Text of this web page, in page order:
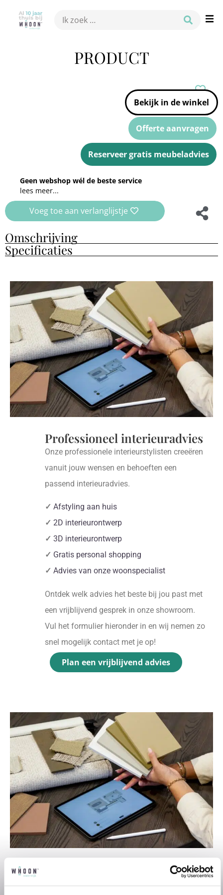
PRODUCT
Bekijk in de winkel
Offerte aanvragen
Reserveer gratis meubeladvies
Geen webshop wél de beste service
lees meer...
Voeg toe aan verlanglijstje
Omschrijving
Specificaties
Professioneel interieuradvies
Onze professionele interieurstylisten creeëren
vanuit jouw wensen en behoeften een
passend interieuradvies.
✓ Afstyling aan huis
✓ 2D interieurontwerp
✓ 3D interieurontwerp
✓ Gratis personal shopping
✓ Advies van onze woonspecialist
Ontdek welk advies het beste bij jou past met
een vrijblijvend gesprek in onze showroom.
Vul het formulier hieronder in en wij nemen zo
snel mogelijk contact met je op!
Plan een vrijblijvend advies
Professioneel interieuradvies